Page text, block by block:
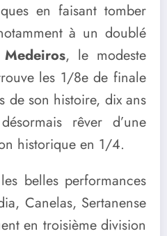
en faisant tomber
à un doublé
, le modeste
les 1/8e de finale
de son histoire, dix ans
rêver d’une
historique en 1/4.
belles performances
Canelas, Sertanense
en troisième division